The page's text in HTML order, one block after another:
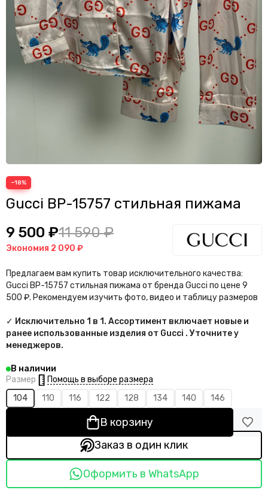
−18%
Gucci BP-15757 стильная пижама
9 500 ₽11 590 ₽
Экономия 2 090 ₽
Предлагаем вам купить товар исключительного качества:
Gucci BP-15757 стильная пижама от бренда Gucci по цене 9
500 ₽. Рекомендуем изучить фото, видео и таблицу размеров
✓ Исключительно 1 в 1. Ассортимент включает новые и
ранее использованные изделия от Gucci . Уточните у
менеджеров.
В наличии
Размер
Помощь в выборе размера
104
110 116 122 128 134 140 146
В корзину
Заказ в один клик
Оформить в WhatsApp